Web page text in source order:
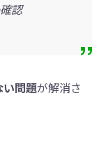
認
い問題が解消さ